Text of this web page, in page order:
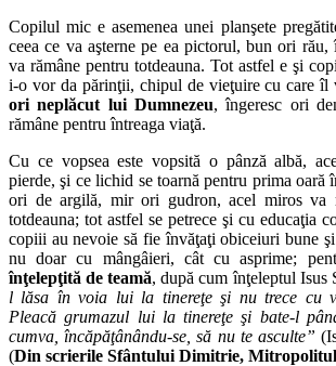
Copilul mic e asemenea unei planşete
ceea ce va aşterne pe ea pictorul, bun ori rău,
va rămâne pentru totdeauna. Tot astfel e şi
i-o vor da părinţii, chipul de vieţuire cu care îl
ori neplăcut lui Dumnezeu, îngeresc ori
rămâne pentru întreaga viaţă.
Cu ce vopsea este vopsită o pânză albă,
pierde, şi ce lichid se toarnă pentru prima oară
ori de argilă, mir ori gudron, acel miros va
totdeauna; tot astfel se petrece şi cu educaţia
copiii au nevoie să fie învăţaţi obiceiuri bune
nu doar cu mângâieri, cât cu asprime;
înţelepţită de teamă, după cum înţeleptul Isus
l lăsa în voia lui la tinereţe şi nu trece cu
Pleacă grumazul lui la tinereţe şi bate-l
cumva, încăpăţânându-se, să nu te asculte”
(Din scrierile Sfântului Dimitrie,